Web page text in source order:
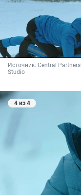
Источник: Central
Studio
4 из 4